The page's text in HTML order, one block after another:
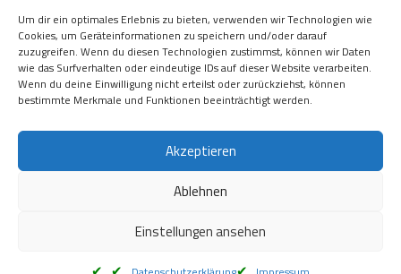
Um dir ein optimales Erlebnis zu bieten, verwenden wir Technologien wie
Cookies, um Geräteinformationen zu speichern und/oder darauf
zuzugreifen. Wenn du diesen Technologien zustimmst, können wir Daten
wie das Surfverhalten oder eindeutige IDs auf dieser Website verarbeiten.
Wenn du deine Einwilligung nicht erteilst oder zurückziehst, können
bestimmte Merkmale und Funktionen beeinträchtigt werden.
Akzeptieren
Ablehnen
Einstellungen ansehen
Kauf auf Rechung
Klarna
American Express